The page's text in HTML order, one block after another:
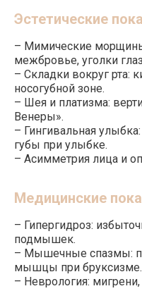
Эстетические
– Мимические
межбровье, уголки
– Складки вокруг
носогубной зоне.
– Шея и платизма:
Венеры».
– Гингивальная
губы при улыбке.
– Асимметрия лица и
Медицинские
– Гипергидроз:
подмышек.
– Мышечные спазмы:
мышцы при бруксизме.
– Неврология:
БОТУЛИНОТЕРАПИЯ +
ПЛАСТИКА ФИЛЛЕРАМИ
Ботулотоксин расслабляет
предотвращает углубление
основе гиалуроновой кислоты
потерянный объём,
изнутри. Вместе они работают
ботокс убирает причину
филлеры корректируют
складки, потерю объёма).
БОТУЛИНОТЕРАПИЯ +
Ботулинотерапия снимает
и разглаживает
Morpheus8 воздействует на
активируя выработку
ткани. Вместе они дают
расслабление мышц +
структуры кожи. Результат —